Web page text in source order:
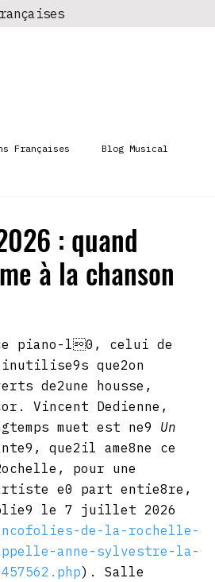
Françaises Blog Musical
: quand
à la chanson
piano-l0, celui de
que2on
de2une housse,
Vincent Dedienne,
muet est ne9 Un
que2il ame8ne ce
pour une
e0 part entie8re,
le 7 juillet 2026
de-la-rochelle-
anne-sylvestre-la-
). Salle